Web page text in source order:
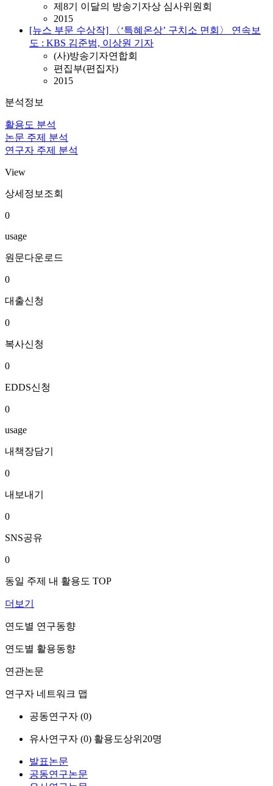
제8기 이달의 방송기자상 심사위원회
2015
[뉴스 부문 수상작] 〈‘특혜온상’ 구치소 면회〉 연속보
도 : KBS 김준범, 이상원 기자
(사)방송기자연합회
편집부(편집자)
2015
분석정보
활용도 분석
논문 주제 분석
연구자 주제 분석
View
상세정보조회
0
usage
원문다운로드
0
대출신청
0
복사신청
0
EDDS신청
0
usage
내책장담기
0
내보내기
0
SNS공유
0
동일 주제 내 활용도 TOP
더보기
연도별 연구동향
연도별 활용동향
연관논문
연구자 네트워크 맵
공동연구자 (0)
유사연구자 (0) 활용도상위20명
발표논문
공동연구논문